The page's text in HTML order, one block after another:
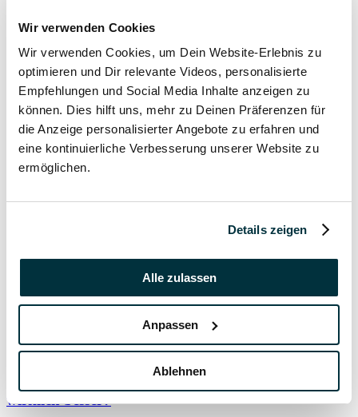
Wir verwenden Cookies
Wir verwenden Cookies, um Dein Website-Erlebnis zu
optimieren und Dir relevante Videos, personalisierte
Empfehlungen und Social Media Inhalte anzeigen zu
können. Dies hilft uns, mehr zu Deinen Präferenzen für
die Anzeige personalisierter Angebote zu erfahren und
eine kontinuierliche Verbesserung unserer Website zu
ermöglichen.
Details zeigen
Alle zulassen
Anpassen
Ablehnen
Hundefutter und Wasser im Urlaub: Worauf sollte
Hunde
15 August 2022
Vitamin B für den Hund: Für was ist es wichtig?
Hunde
wichtig?
Hunde
5 August 2022
wirklich besser?